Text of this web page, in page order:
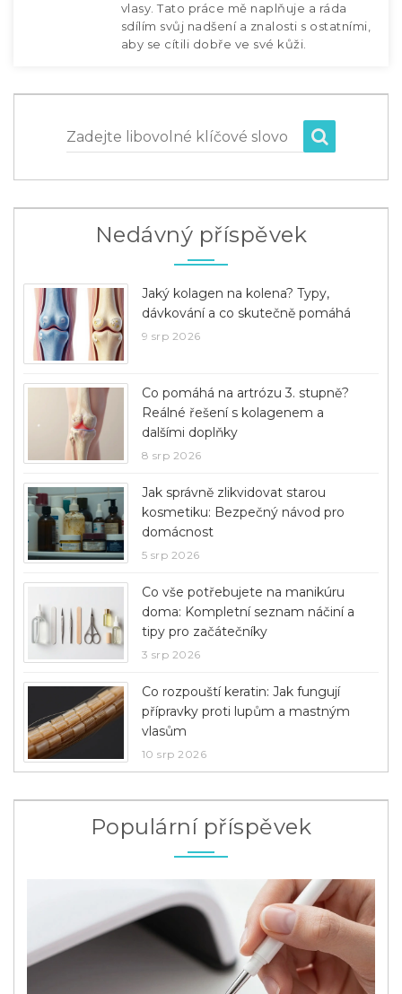
vlasy. Tato práce mě naplňuje a ráda
sdílím svůj nadšení a znalosti s ostatními,
aby se cítili dobře ve své kůži.
Zadejte libovolné klíčové slovo
Nedávný příspěvek
Jaký kolagen na kolena? Typy,
dávkování a co skutečně pomáhá
9 srp 2026
Co pomáhá na artrózu 3. stupně?
Reálné řešení s kolagenem a
dalšími doplňky
8 srp 2026
Jak správně zlikvidovat starou
kosmetiku: Bezpečný návod pro
domácnost
5 srp 2026
Co vše potřebujete na manikúru
doma: Kompletní seznam náčiní a
tipy pro začátečníky
3 srp 2026
Co rozpouští keratin: Jak fungují
přípravky proti lupům a mastným
vlasům
10 srp 2026
Populární příspěvek